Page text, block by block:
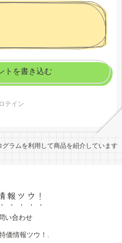
トを書き込む
テイン
ラムを利用して商品を紹介しています
報ツウ！
い合わせ
価情報ツウ！.